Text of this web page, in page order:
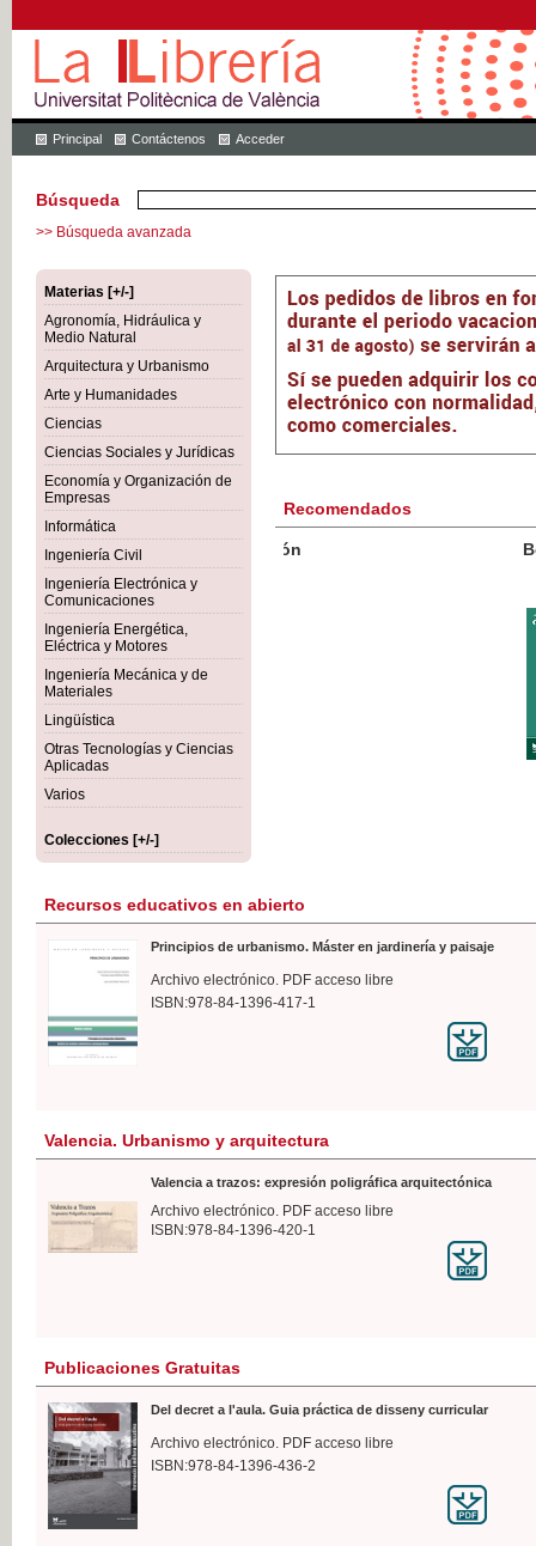
Principal Contáctenos Acceder
Búsqueda
>> Búsqueda avanzada
Materias [+/-]
Agronomía, Hidráulica y
Medio Natural
Arquitectura y Urbanismo
Arte y Humanidades
Ciencias
Ciencias Sociales y Jurídicas
Economía y Organización de
Empresas
Informática
Ingeniería Civil
Ingeniería Electrónica y
Comunicaciones
Ingeniería Energética,
Eléctrica y Motores
Ingeniería Mecánica y de
Materiales
Lingüística
Otras Tecnologías y Ciencias
Aplicadas
Varios
Colecciones [+/-]
Recomendados
Botánica Agroalimentaria
Recursos educativos en abierto
Principios de urbanismo. Máster en jardinería y paisaje
Archivo electrónico. PDF acceso libre
ISBN:978-84-1396-417-1
Valencia. Urbanismo y arquitectura
Valencia a trazos: expresión poligráfica arquitectónica
Archivo electrónico. PDF acceso libre
ISBN:978-84-1396-420-1
Publicaciones Gratuitas
Del decret a l'aula. Guia práctica de disseny curricular
Archivo electrónico. PDF acceso libre
ISBN:978-84-1396-436-2